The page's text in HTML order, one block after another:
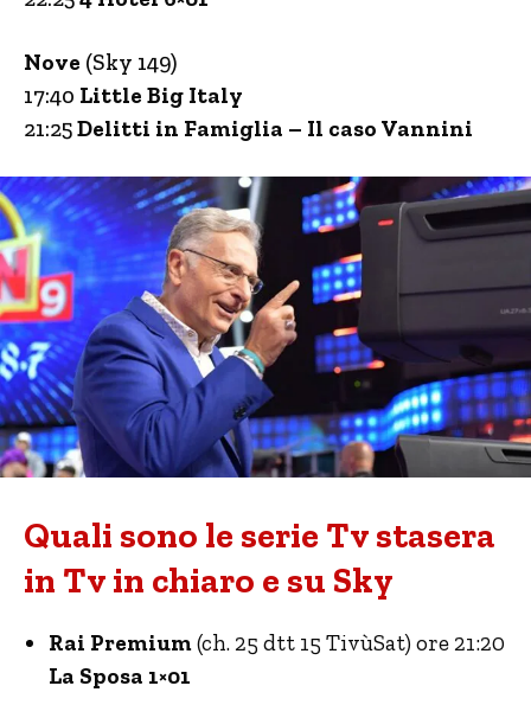
Nove (Sky 149)
17:40 Little Big Italy
21:25Delitti in Famiglia – Il caso Vannini
Quali sono le serie Tv stasera
in Tv in chiaro e su Sky
Rai Premium(ch. 25 dtt 15 TivùSat) ore 21:20
La Sposa 1×01